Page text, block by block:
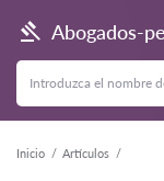
Abogados-
Inicio Artículos